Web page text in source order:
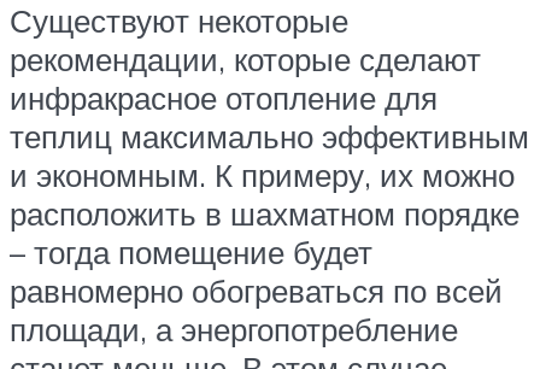
Существуют некоторые
рекомендации, которые сделают
инфракрасное отопление для
теплиц максимально эффективным
и экономным. К примеру, их можно
расположить в шахматном порядке
– тогда помещение будет
равномерно обогреваться по всей
площади, а энергопотребление